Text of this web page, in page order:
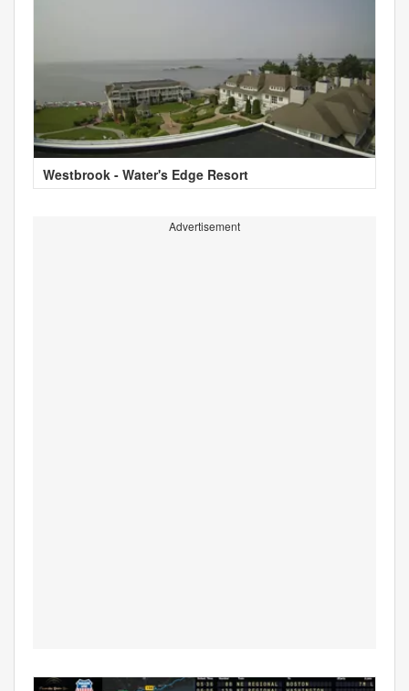
Westbrook - Water's Edge Resort
Advertisement